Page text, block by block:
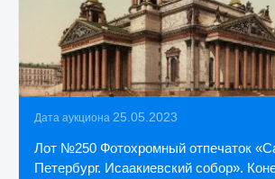
Дата аукциона 25.05.2023
Лот №250 Фотохромный отпечаток
Петербург. Исаакиевский собор».